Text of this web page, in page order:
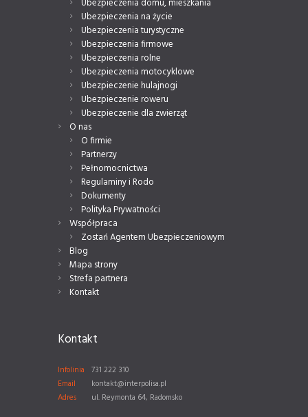
Ubezpieczenia na życie
Ubezpieczenia turystyczne
Ubezpieczenia firmowe
Ubezpieczenia rolne
Ubezpieczenia motocyklowe
Ubezpieczenie hulajnogi
Ubezpieczenie roweru
Ubezpieczenie dla zwierząt
O nas
O firmie
Partnerzy
Pełnomocnictwa
Regulaminy i Rodo
Dokumenty
Polityka Prywatności
Współpraca
Zostań Agentem Ubezpieczeniowym
Blog
Mapa strony
Strefa partnera
Kontakt
Kontakt
Infolinia
731 222 310
Email
kontakt@interpolisa.pl
Adres
ul. Reymonta 64, Radomsko